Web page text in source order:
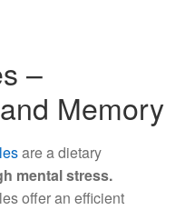
–
Memory
are a dietary
mental stress.
offer an efficient